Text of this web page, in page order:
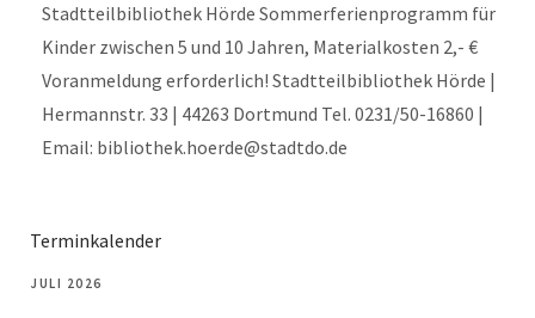
Stadtteilbibliothek Hörde Sommerferienprogramm für
Kinder zwischen 5 und 10 Jahren, Materialkosten 2,- €
Voranmeldung erforderlich! Stadtteilbibliothek Hörde |
Hermannstr. 33 | 44263 Dortmund Tel. 0231/50-16860 |
Email: bibliothek.hoerde@stadtdo.de
Terminkalender
JULI 2026